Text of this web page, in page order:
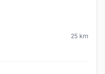
25 km